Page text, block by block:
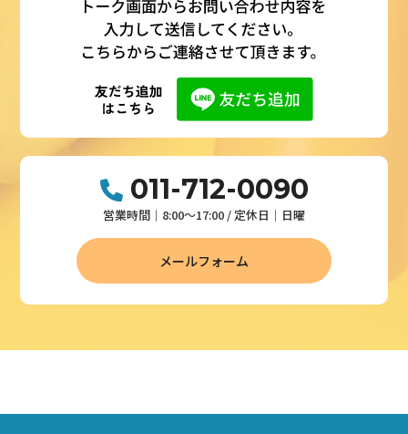
011-712-0090
営業時間│8:00～17:00 / 定休日│日曜
メールフォーム